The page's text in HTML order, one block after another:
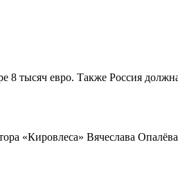
8 тысяч евро. Также Россия
«Кировлеса» Вячеслава